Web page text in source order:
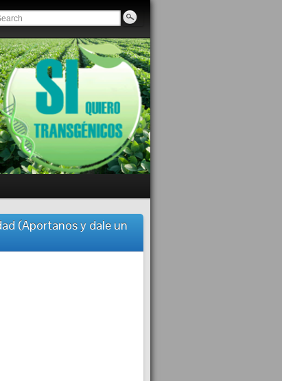
(Aportanos y dale un